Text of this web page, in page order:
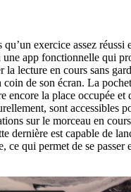
exercice assez réussi
une app fonctionnelle qui
la lecture en cours sans
coin de son écran. La
encore la place occupée et
sont accessibles
sur le morceau en
dernière est capable de
ce qui permet de se passer